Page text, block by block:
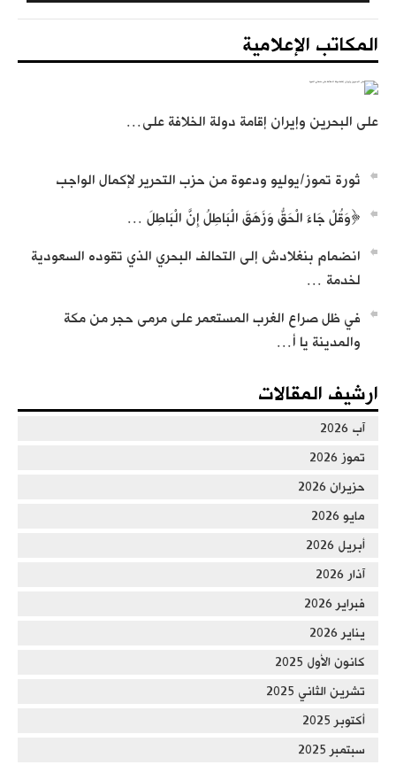
المكاتب الإعلامية
على البحرين وإيران إقامة دولة الخلافة على…
ثورة تموز/يوليو ودعوة من حزب التحرير لإكمال الواجب
﴿وَقُلْ جَاءَ الْحَقُّ وَزَهَقَ الْبَاطِلُ إِنَّ الْبَاطِلَ …
انضمام بنغلادش إلى التحالف البحري الذي تقوده السعودية
لخدمة …
في ظل صراع الغرب المستعمر على مرمى حجر من مكة
والمدينة يا أ…
ارشيف المقالات
آب 2026
تموز 2026
حزيران 2026
مايو 2026
أبريل 2026
آذار 2026
فبراير 2026
يناير 2026
كانون الأول 2025
تشرين الثاني 2025
أكتوبر 2025
سبتمبر 2025